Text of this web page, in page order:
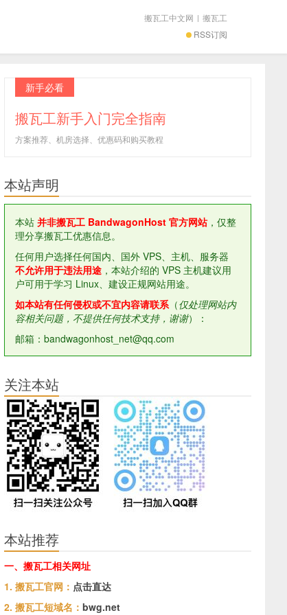
RSS订阅
搬瓦工中文网 | 搬瓦工
新手必看
搬瓦工新手入门完全指南
方案推荐、机房选择、优惠码和购买教程
本站声明
本站 并非搬瓦工 BandwagonHost 官方网站，仅整
理分享搬瓦工优惠信息。
任何用户选择任何国内、国外 VPS、主机、服务器
不允许用于违法用途 ，本站介绍的 VPS 主机建议用
户可用于学习 Linux、建设正规网站用途。
如本站有任何侵权或不宜内容请联系（仅处理网站内
容相关问题，不提供任何技术支持，谢谢）：
邮箱：bandwagonhost_net@qq.com
关注本站
本站推荐
一、搬瓦工相关网址
1. 搬瓦工官网： 点击直达
2. 搬瓦工短域名： bwg.net